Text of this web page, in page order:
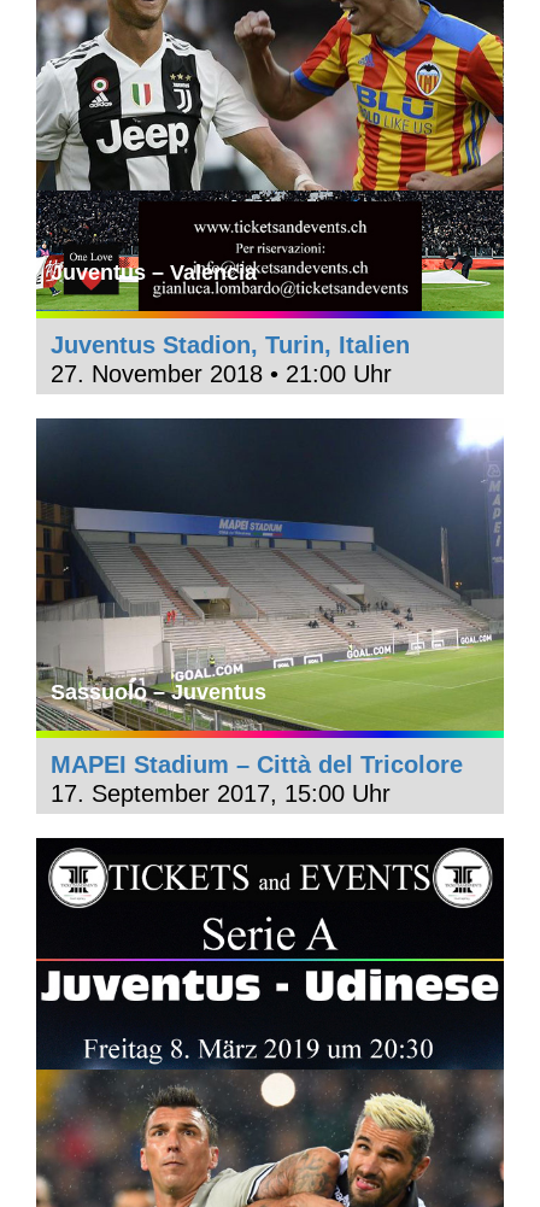
Juventus – Valencia
Juventus Stadion, Turin, Italien
27. November 2018 • 21:00 Uhr
Sassuolo – Juventus
MAPEI Stadium – Città del Tricolore
17. September 2017, 15:00 Uhr